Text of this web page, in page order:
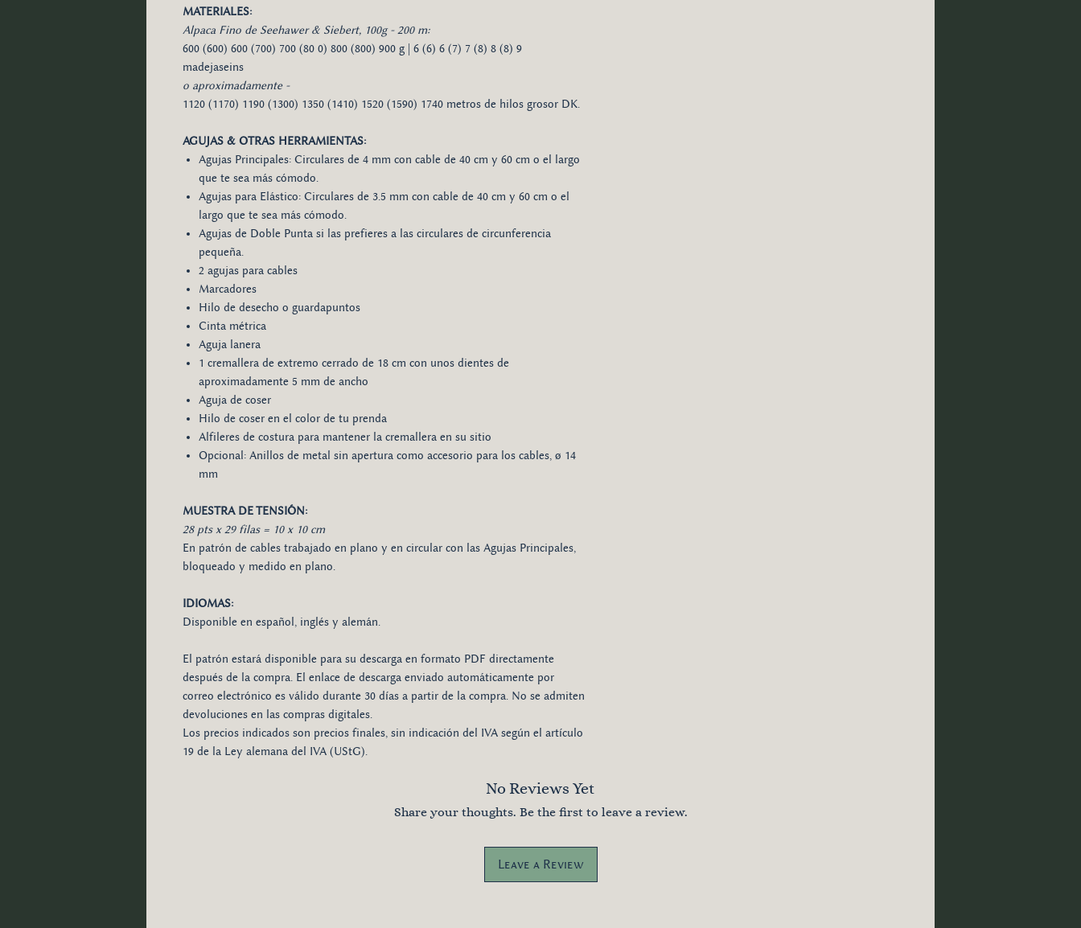
MATERIALES:
Alpaca Fino de Seehawer & Siebert, 100g - 200 m:
600 (600) 600 (700) 700 (80 0) 800 (800) 900 g | 6 (6) 6 (7) 7 (8) 8 (8) 9
madejaseins
o aproximadamente -
1120 (1170) 1190 (1300) 1350 (1410) 1520 (1590) 1740 metros de hilos grosor DK.
AGUJAS & OTRAS HERRAMIENTAS:
Agujas Principales: Circulares de 4 mm con cable de 40 cm y 60 cm o el largo
que te sea más cómodo.
Agujas para Elástico: Circulares de 3.5 mm con cable de 40 cm y 60 cm o el
largo que te sea más cómodo.
Agujas de Doble Punta si las prefieres a las circulares de circunferencia
pequeña.
2 agujas para cables
Marcadores
Hilo de desecho o guardapuntos
Cinta métrica
Aguja lanera
1 cremallera de extremo cerrado de 18 cm con unos dientes de
aproximadamente 5 mm de ancho
Aguja de coser
Hilo de coser en el color de tu prenda
Alfileres de costura para mantener la cremallera en su sitio
Opcional: Anillos de metal sin apertura como accesorio para los cables, ø 14
mm
MUESTRA DE TENSIÓN:
28 pts x 29 filas = 10 x 10 cm
En patrón de cables trabajado en plano y en circular con las Agujas Principales,
bloqueado y medido en plano.
IDIOMAS:
Disponible en español, inglés y alemán.
El patrón estará disponible para su descarga en formato PDF directamente
después de la compra. El enlace de descarga enviado automáticamente por
correo electrónico es válido durante 30 días a partir de la compra. No se admiten
devoluciones en las compras digitales.
Los precios indicados son precios finales, sin indicación del IVA según el artículo
19 de la Ley alemana del IVA (UStG).
No Reviews Yet
Share your thoughts. Be the first to leave a review.
Leave a Review